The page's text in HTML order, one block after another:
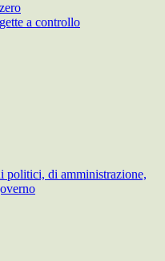
a controllo
politici, di amministrazione,